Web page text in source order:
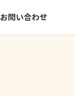
お問い合わせ